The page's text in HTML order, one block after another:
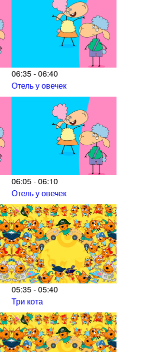
06:35 - 06:40
Отель у овечек
06:05 - 06:10
Отель у овечек
05:35 - 05:40
Три кота